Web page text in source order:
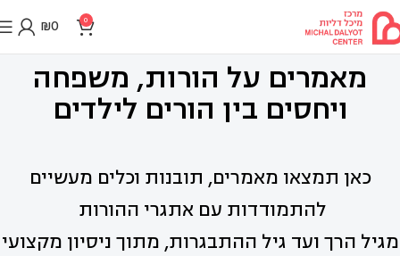
0
₪0
מאמרים על הורות, משפחה
ויחסים בין הורים לילדים
כאן תמצאו מאמרים, תובנות וכלים מעשיים
להתמודדות עם אתגרי ההורות
מגיל הרך ועד גיל ההתבגרות, מתוך ניסיון מקצועי